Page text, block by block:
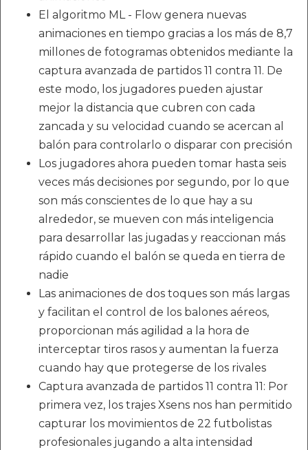
El algoritmo ML - Flow genera nuevas
animaciones en tiempo gracias a los más de 8,7
millones de fotogramas obtenidos mediante la
captura avanzada de partidos 11 contra 11. De
este modo, los jugadores pueden ajustar
mejor la distancia que cubren con cada
zancada y su velocidad cuando se acercan al
balón para controlarlo o disparar con precisión
Los jugadores ahora pueden tomar hasta seis
veces más decisiones por segundo, por lo que
son más conscientes de lo que hay a su
alrededor, se mueven con más inteligencia
para desarrollar las jugadas y reaccionan más
rápido cuando el balón se queda en tierra de
nadie
Las animaciones de dos toques son más largas
y facilitan el control de los balones aéreos,
proporcionan más agilidad a la hora de
interceptar tiros rasos y aumentan la fuerza
cuando hay que protegerse de los rivales
Captura avanzada de partidos 11 contra 11: Por
primera vez, los trajes Xsens nos han permitido
capturar los movimientos de 22 futbolistas
profesionales jugando a alta intensidad